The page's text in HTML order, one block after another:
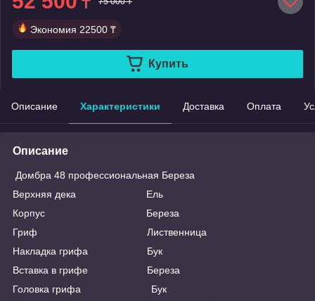
Экономия 22500 ₸
Купить
Описание Характеристики Доставка Оплата
Описание
Домбра 48 профессиональная Береза
Верхняя дека Ель
Корпус Береза
Гриф Лиственница
Накладка грифа Бук
Вставка в грифе Береза
Головка грифа Бук